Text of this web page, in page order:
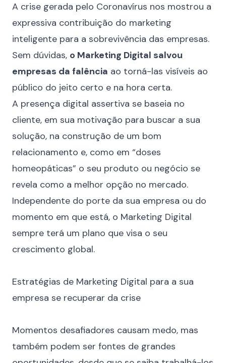
A crise gerada pelo Coronavírus nos mostrou a
expressiva contribuição do marketing
inteligente para a sobrevivência das empresas.
Sem dúvidas, o Marketing Digital salvou
empresas da falência ao torná-las visíveis ao
público do jeito certo e na hora certa.
A presença digital assertiva se baseia no
cliente, em sua motivação para buscar a sua
solução, na construção de um bom
relacionamento e, como em “doses
homeopáticas” o seu produto ou negócio se
revela como a melhor opção no mercado.
Independente do porte da sua empresa ou do
momento em que está, o Marketing Digital
sempre terá um plano que visa o seu
crescimento global.
Estratégias de Marketing Digital para a sua
empresa se recuperar da crise
Momentos desafiadores causam medo, mas
também podem ser fontes de grandes